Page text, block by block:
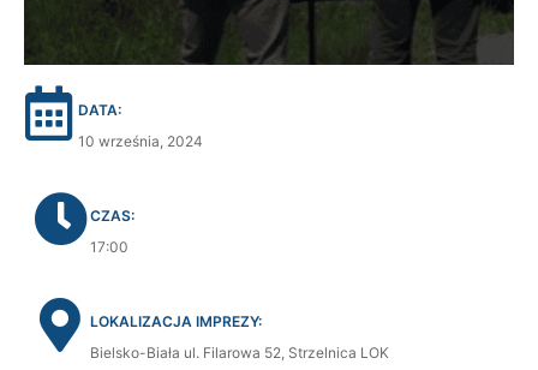
DATA:
10 września, 2024
CZAS:
17:00
LOKALIZACJA IMPREZY:
Bielsko-Biała ul. Filarowa 52, Strzelnica LOK